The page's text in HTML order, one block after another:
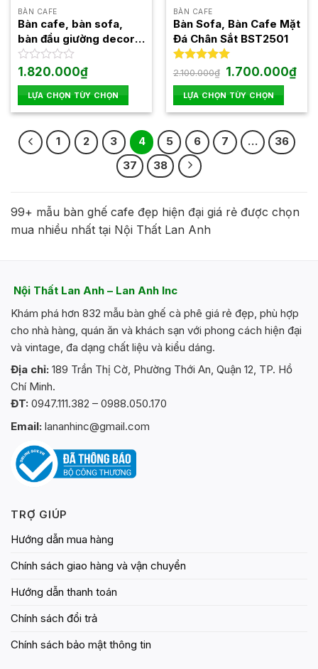
thể
được
chọn
trên
phẩm
BÀN CAFE
Bàn cafe, bàn sofa,
bàn đầu giường decor
phong cách Bắc Âu
A805
Được
hạng
0
5
1.820.000₫
LỰA CHỌN TÙY CHỌN
Sản
này
có
Các
tùy
được
trên
trang
sản
phẩm
BÀN CAFE
Bàn Sofa, Bàn Cafe Mặt
Đá Chân Sắt BST2501
Được xếp
5.00
5 sao
2.100.000₫ Giá
gốc
là:
2.100.000₫.
1.700.000₫Giá
hiện
LỰA CHỌN TÙY CHỌN
Sản
này
có
nhiều
Các
tùy
được
trên
trang
sản
phẩm
1 2 3 4 5 6 7 …
36
37
38
99+ mẫu bàn ghế cafe đẹp hiện đại giá rẻ được chọn
mua nhiều nhất tại Nội Thất Lan Anh
Nội Thất Lan Anh – Lan Anh Inc
Khám phá hơn 832 mẫu bàn ghế cà phê giá rẻ đẹp, phù hợp
cho nhà hàng, quán ăn và khách sạn với phong cách hiện đại
và vintage, đa dạng chất liệu và kiểu dáng.
Địa chỉ: 189 Trần Thị Cờ, Phường Thới An, Quận 12, TP. Hồ
Chí Minh.
ĐT: 0947.111.382 – 0988.050.170
Email: lananhinc@gmail.com
TRỢ GIÚP
Hướng dẫn mua hàng
Chính sách giao hàng và vận chuyển
Hướng dẫn thanh toán
Chính sách đổi trả
Chính sách bảo mật thông tin